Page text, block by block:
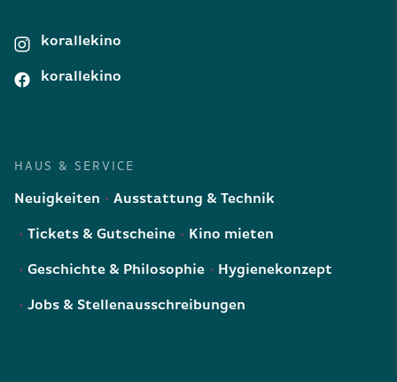
korallekino
korallekino
HAUS & SERVICE
Neuigkeiten Ausstattung & Technik
Tickets & Gutscheine Kino mieten
Geschichte & Philosophie Hygienekonzept
Jobs & Stellenausschreibungen